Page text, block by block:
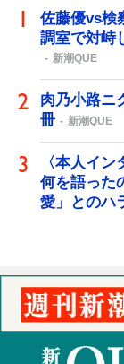
佐藤優vs検
調室で対峙
新潮QUE
肉乃小路ニ
冊
新潮QUE
〈本人イ
何を語った
愛」とのハ